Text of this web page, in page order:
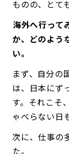
ものの、とて
――海外へ行っ
か、どのよう
い。
まず、自分の
は、日本にず
す。それこそ
ゃべらない日
次に、仕事の
た。